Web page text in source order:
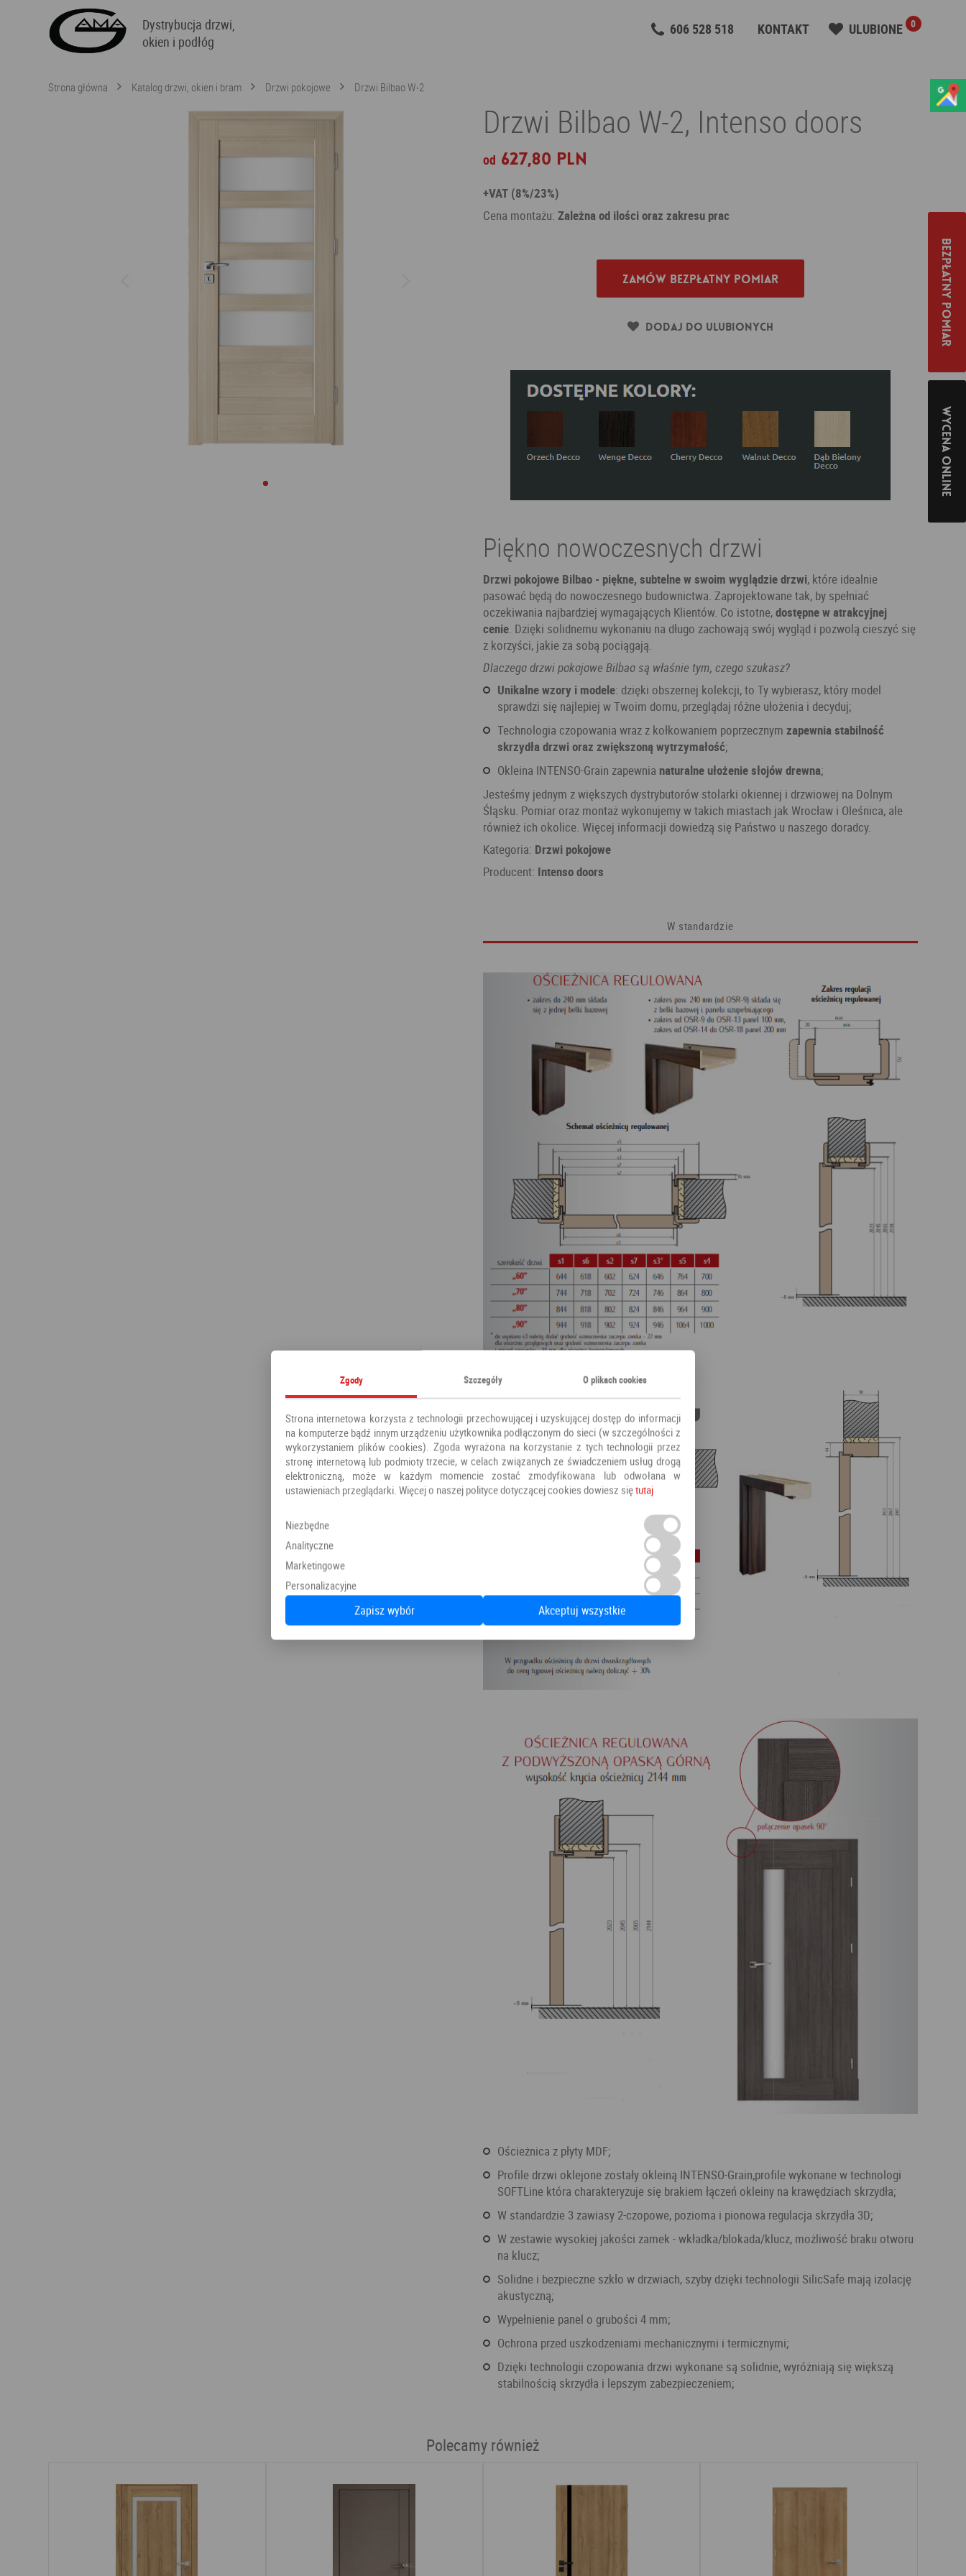
Dystrybucja drzwi,
okien i podłóg
606 528 518 KONTAKT ULUBIONE 0
Strona główna Katalog drzwi, okien i bram Drzwi pokojowe Drzwi Bilbao W-2
Drzwi Bilbao W-2, Intenso doors
od 627,80 PLN
+VAT (8%/23%)
Cena montażu: Zależna od ilości oraz zakresu prac
Zamów bezpłatny pomiar
Dodaj do ulubionych
Piękno nowoczesnych drzwi
Drzwi pokojowe Bilbao - piękne, subtelne w swoim wyglądzie drzwi, które idealnie
pasować będą do nowoczesnego budownictwa. Zaprojektowane tak, by spełniać
oczekiwania najbardziej wymagających Klientów. Co istotne,dostępne w atrakcyjnej
cenie. Dzięki solidnemu wykonaniu na długo zachowają swój wygląd i pozwolą cieszyć się
z korzyści, jakie za sobą pociągają.
Dlaczego drzwi pokojowe Bilbao są właśnie tym, czego szukasz?
unikalne wzory i modele: dzięki obszernej kolekcji, to Ty wybierasz, który model
sprawdzi się najlepiej w Twoim domu, przeglądaj różne ułożenia i decyduj;
technologia czopowania wraz z kołkowaniem poprzecznym zapewnia stabilność
skrzydła drzwi oraz zwiększoną wytrzymałość;
okleina INTENSO-Grain zapewnia naturalne ułożenie słojów drewna;
Jesteśmy jednym z większych dystrybutorów stolarki okiennej i drzwiowej na Dolnym
Śląsku. Pomiar oraz montaż wykonujemy w takich miastach jak Wrocław i Oleśnica, ale
również ich okolice. Więcej informacji dowiedzą się Państwo u naszego doradcy.
Kategoria: Drzwi pokojowe
Producent: Intenso doors
W standardzie
ościeżnica z płyty MDF;
profile drzwi oklejone zostały okleiną INTENSO-Grain,profile wykonane w technologi
SOFTLine która charakteryzuje się brakiem łączeń okleiny na krawędziach skrzydła;
w standardzie 3 zawiasy 2-czopowe, pozioma i pionowa regulacja skrzydła 3D;
w zestawie wysokiej jakości zamek - wkładka/blokada/klucz, możliwość braku otworu
na klucz;
solidne i bezpieczne szkło w drzwiach, szyby dzięki technologii SilicSafe mają izolację
akustyczną;
wypełnienie panel o grubości 4 mm;
ochrona przed uszkodzeniami mechanicznymi i termicznymi;
dzięki technologii czopowania drzwi wykonane są solidnie, wyróżniają się większą
stabilnością skrzydła i lepszym zabezpieczeniem;
Polecamy również
Bezpłatny pomiar
Wycena online
Zgody Szczegóły O plikach cookies
Strona internetowa korzysta z technologii przechowującej i uzyskującej dostęp do informacji
na komputerze bądź innym urządzeniu użytkownika podłączonym do sieci (w szczególności z
wykorzystaniem plików cookies). Zgoda wyrażona na korzystanie z tych technologii przez
stronę internetową lub podmioty trzecie, w celach związanych ze świadczeniem usług drogą
elektroniczną, może w każdym momencie zostać zmodyfikowana lub odwołana w
ustawieniach przeglądarki. Więcej o naszej polityce dotyczącej cookies dowiesz siętutaj
Niezbędne
Analityczne
Marketingowe
Personalizacyjne
Zapisz wybór Akceptuj wszystkie